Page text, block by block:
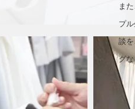
ま
プ
談
グ